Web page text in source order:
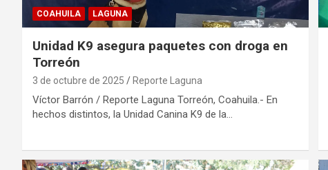
COAHUILA LAGUNA
Unidad K9 asegura paquetes con droga en
Torreón
3 de octubre de 2025 Reporte Laguna
Víctor Barrón / Reporte Laguna Torreón, Coahuila.- En
hechos distintos, la Unidad Canina K9 de la…